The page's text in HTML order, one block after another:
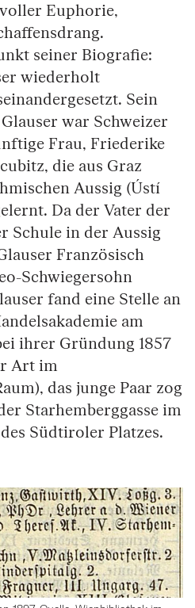
Euphorie,
seiner Biografie:
wiederholt
Sein
war Schweizer
Frau, Friederike
die aus Graz
Aussig (Ústí
Da der Vater der
Schule in der Aussig
Französisch
Schwiegersohn
fand eine Stelle an
am
ihrer Gründung 1857
Art im
das junge Paar zog
Starhemberggasse im
Südtiroler Platzes.